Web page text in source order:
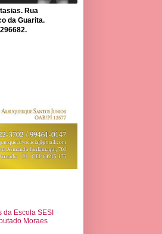
Rua
da Guarita.
da Escola SESI
Moraes